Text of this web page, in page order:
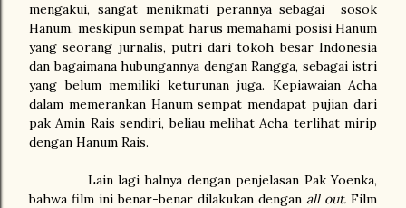
mengakui, sangat menikmati perannya sebagai
sosok
Hanum, meskipun sempat harus memahami posisi Hanum
yang seorang jurnalis, putri dari tokoh besar Indonesia
dan bagaimana hubungannya dengan Rangga, sebagai istri
yang belum memiliki keturunan juga. Kepiawaian Acha
dalam memerankan Hanum sempat mendapat pujian dari
pak Amin Rais sendiri, beliau melihat Acha terlihat mirip
dengan Hanum Rais.
Lain lagi halnya dengan penjelasan Pak Yoenka,
bahwa film ini benar-benar dilakukan dengan all out. Film